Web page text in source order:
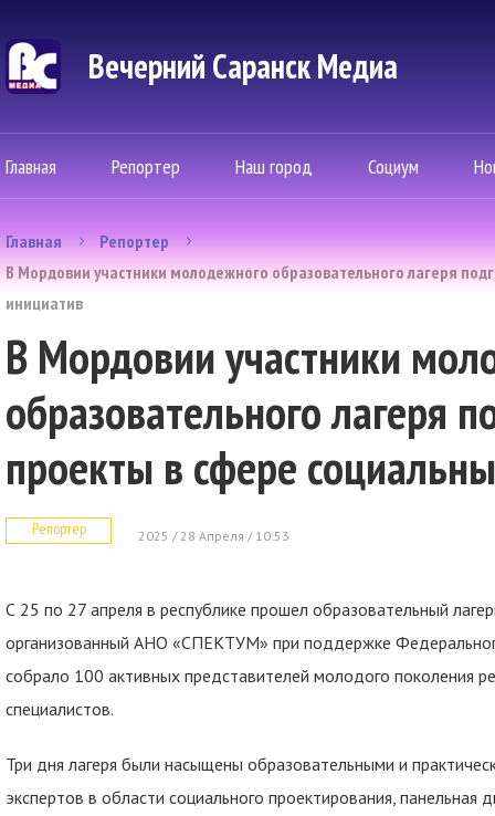
Вечерний Саранск Mедиа
Главная Репортер Наш город Социум
Главная
Репортер
В Мордовии участники молодежного образовательного лагеря
инициатив
В Мордовии участники
образовательного лагеря
проекты в сфере
Репортер 2025 / 28 Апреля / 10:53
С 25 по 27 апреля в республике прошел образовательный
организованный АНО «СПЕКТУМ» при поддержке
собрало 100 активных представителей молодого поколения
специалистов.
Три дня лагеря были насыщены образовательными и
экспертов в области социального проектирования, панельная